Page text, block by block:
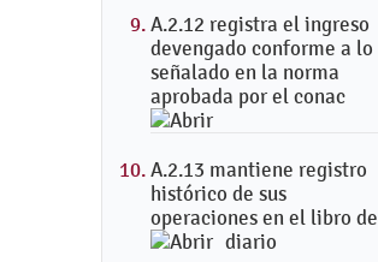
A.2.12 registra el ingreso
devengado conforme a lo
señalado en la norma
aprobada por el conac
A.2.13 mantiene registro
histórico de sus
operaciones en el libro de
diario